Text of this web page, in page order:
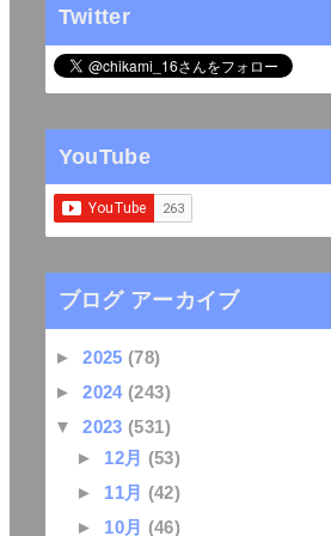
Twitter
YouTube
ブログ アーカイブ
►2025 (78)
►2024 (243)
▼2023 (531)
► 12月 (53)
► 11月 (42)
► 10月 (46)